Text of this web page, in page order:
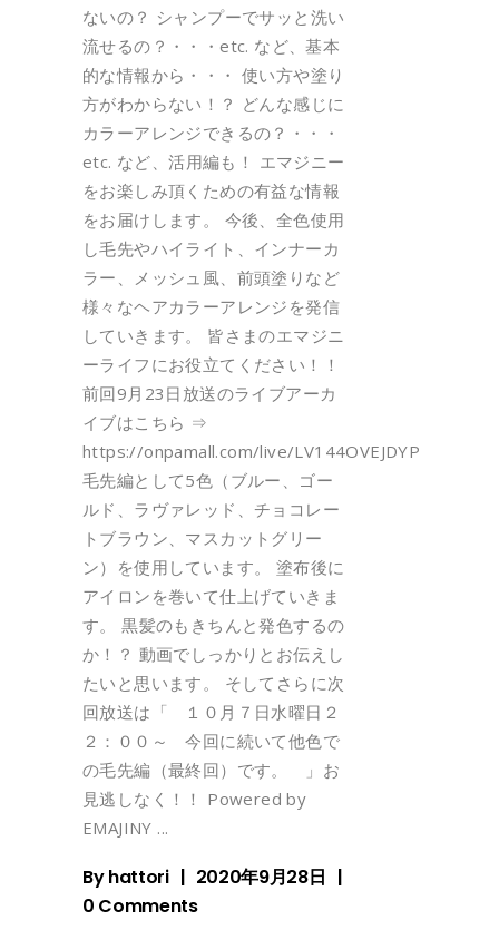
ないの？ シャンプーでサッと洗い
流せるの？・・・etc. など、基本
的な情報から・・・ 使い方や塗り
方がわからない！？ どんな感じに
カラーアレンジできるの？・・・
etc. など、活用編も！ エマジニー
をお楽しみ頂くための有益な情報
をお届けします。 今後、全色使用
し毛先やハイライト、インナーカ
ラー、メッシュ風、前頭塗りなど
様々なヘアカラーアレンジを発信
していきます。 皆さまのエマジニ
ーライフにお役立てください！！
前回9月23日放送のライブアーカ
イブはこちら ⇒
https://onpamall.com/live/LV144OVEJDYP
毛先編として5色（ブルー、ゴー
ルド、ラヴァレッド、チョコレー
トブラウン、マスカットグリー
ン）を使用しています。 塗布後に
アイロンを巻いて仕上げていきま
す。 黒髪のもきちんと発色するの
か！？ 動画でしっかりとお伝えし
たいと思います。 そしてさらに次
回放送は「 １０月７日水曜日２
２：００～ 今回に続いて他色で
の毛先編（最終回）です。 」お
見逃しなく！！ Powered by
EMAJINY
Byhattori
2020年9月28日
0 Comments